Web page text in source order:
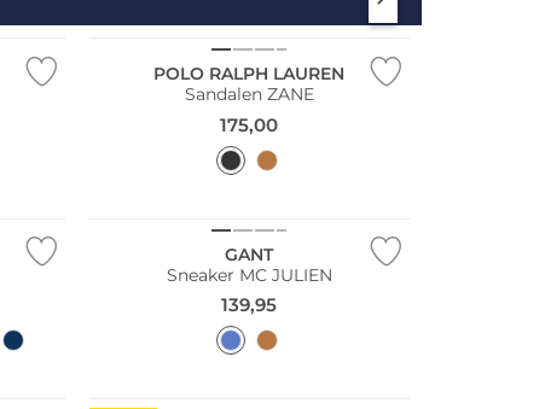
POLO RALPH LAUREN
Sandalen ZANE
175,00
GANT
Sneaker MC JULIEN
139,95